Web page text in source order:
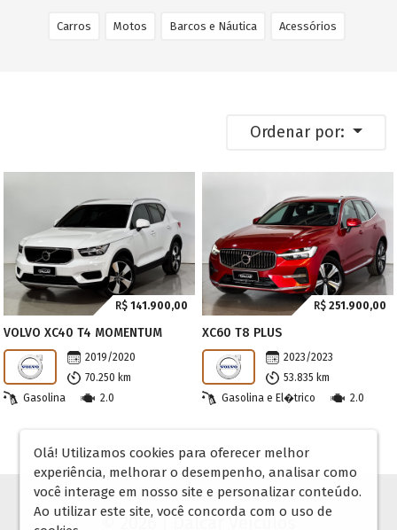
Carros Motos Barcos e Náutica Acessórios
Ordenar por:
R$ 141.900,00
VOLVO XC40 T4 MOMENTUM
2019/2020
70.250 km
Gasolina
2.0
R$ 251.900,00
XC60 T8 PLUS
2023/2023
53.835 km
Gasolina e El�trico
2.0
© 2026 | Dalcar Veículos
Olá! Utilizamos cookies para oferecer melhor
experiência, melhorar o desempenho, analisar como
você interage em nosso site e personalizar conteúdo.
Ao utilizar este site, você concorda com o uso de